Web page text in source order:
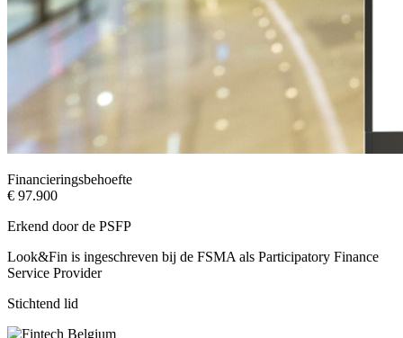
Financieringsbehoefte
€ 97.900
Erkend door de PSFP
Look&Fin is ingeschreven bij de FSMA als Participatory Finance
Service Provider
Stichtend lid